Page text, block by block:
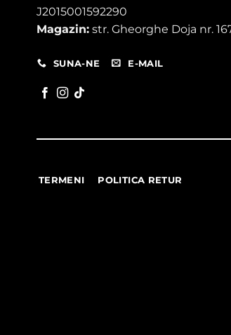
J2015001592290
Magazin: str. Gheorghe Doja nr.
SUNA-NE E-MAIL
TERMENI POLITICA RETUR